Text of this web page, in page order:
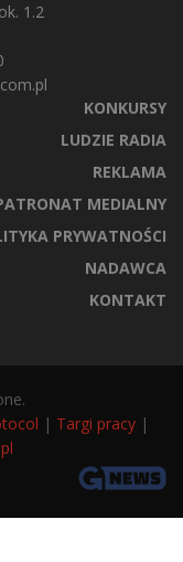
1.2
KONKURSY
LUDZIE RADIA
REKLAMA
MEDIALNY
PRYWATNOŚCI
NADAWCA
KONTAKT
| Targi pracy |